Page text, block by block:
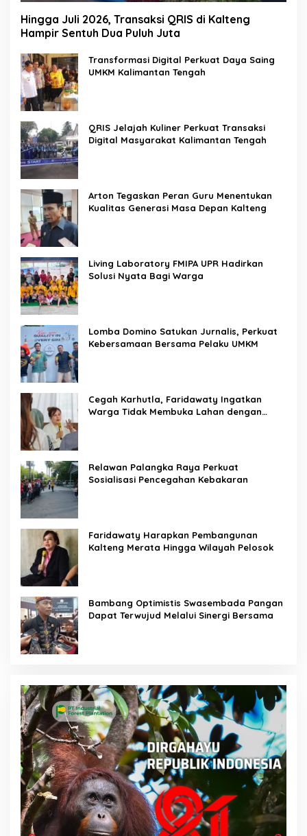
Hingga Juli 2026, Transaksi QRIS di Kalteng
Hampir Sentuh Dua Puluh Juta
Transformasi Digital Perkuat Daya Saing
UMKM Kalimantan Tengah
QRIS Jelajah Kuliner Perkuat Transaksi
Digital Masyarakat Kalimantan Tengah
Arton Tegaskan Peran Guru Menentukan
Kualitas Generasi Masa Depan Kalteng
Living Laboratory FMIPA UPR Hadirkan
Solusi Nyata Bagi Warga
Lomba Domino Satukan Jurnalis, Perkuat
Kebersamaan Bersama Pelaku UMKM
Cegah Karhutla, Faridawaty Ingatkan
Warga Tidak Membuka Lahan dengan
Relawan Palangka Raya Perkuat
Sosialisasi Pencegahan Kebakaran
Faridawaty Harapkan Pembangunan
Kalteng Merata Hingga Wilayah Pelosok
Bambang Optimistis Swasembada Pangan
Dapat Terwujud Melalui Sinergi Bersama